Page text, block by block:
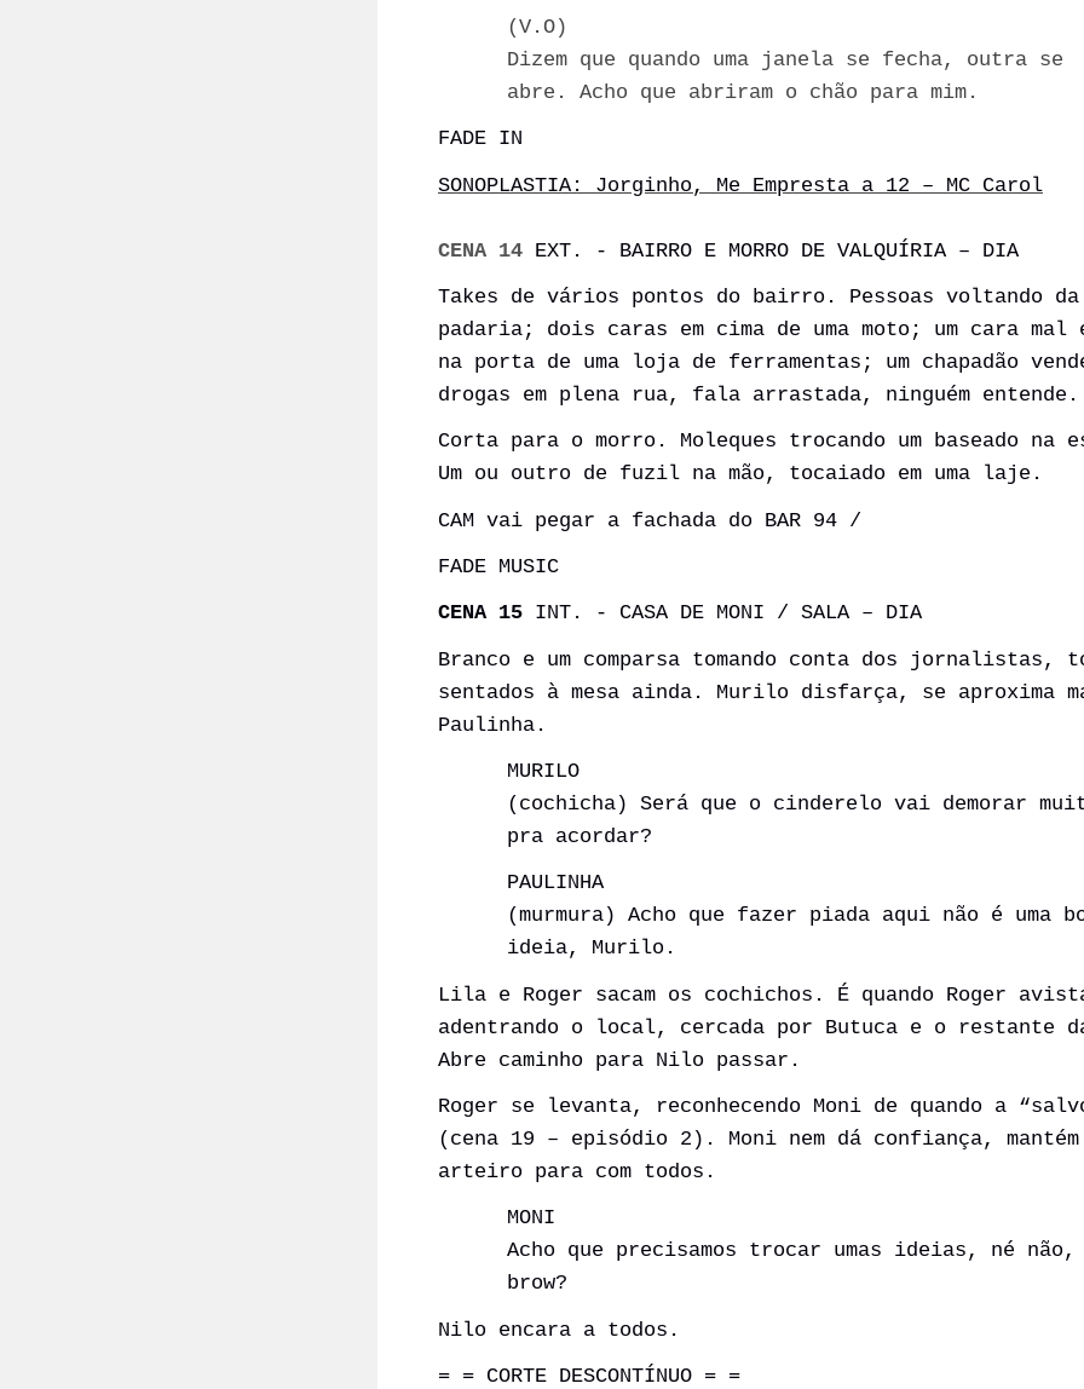
(V.O)
Dizem que quando uma janela se fecha, outra se
abre. Acho que abriram o chão para mim.
FADE IN
SONOPLASTIA: Jorginho, Me Empresta a 12 – MC Carol
CENA 14 EXT. - BAIRRO E MORRO DE VALQUÍRIA – DIA
Takes de vários pontos do bairro. Pessoas voltando da
padaria; dois caras em cima de uma moto; um cara mal
na porta de uma loja de ferramentas; um chapadão
drogas em plena rua, fala arrastada, ninguém entende.
Corta para o morro. Moleques trocando um baseado na
Um ou outro de fuzil na mão, tocaiado em uma laje.
CAM vai pegar a fachada do BAR 94 /
FADE MUSIC
CENA 15 INT. - CASA DE MONI / SALA – DIA
Branco e um comparsa tomando conta dos jornalistas,
sentados à mesa ainda. Murilo disfarça, se aproxima
Paulinha.
MURILO
(cochicha) Será que o cinderelo vai demorar
pra acordar?
PAULINHA
(murmura) Acho que fazer piada aqui não é uma
ideia, Murilo.
Lila e Roger sacam os cochichos. É quando Roger
adentrando o local, cercada por Butuca e o restante
Abre caminho para Nilo passar.
Roger se levanta, reconhecendo Moni de quando a
(cena 19 – episódio 2). Moni nem dá confiança,
arteiro para com todos.
MONI
Acho que precisamos trocar umas ideias, né não,
brow?
Nilo encara a todos.
= = CORTE DESCONTÍNUO = =